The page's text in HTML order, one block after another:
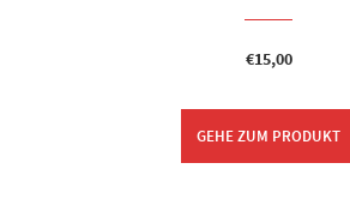
€15,00
GEHE ZUM PRODUKT